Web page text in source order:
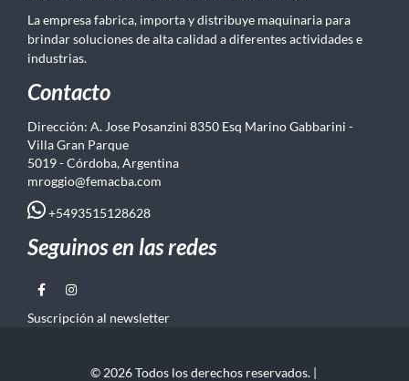
La empresa fabrica, importa y distribuye maquinaria para
brindar soluciones de alta calidad a diferentes actividades e
industrias.
Contacto
Dirección: A. Jose Posanzini 8350 Esq Marino Gabbarini -
Villa Gran Parque
5019 - Córdoba, Argentina
mroggio@femacba.com
+5493515128628
Seguinos en las redes
Suscripción al newsletter
© 2026 Todos los derechos reservados. |